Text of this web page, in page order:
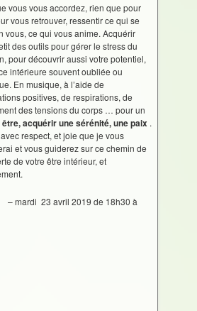
vous vous accordez, rien que pour
vous retrouver, ressentir ce qui se
vous, ce qui vous anime. Acquérir
des outils pour gérer le stress du
pour découvrir aussi votre potentiel,
intérieure souvent oubliée ou
En musique, à l’aide de
positives, de respirations, de
des tensions du corps … pour un
être, acquérir une sérénité, une paix .
respect, et joie que je vous
et vous guiderez sur ce chemin de
de votre être intérieur, et
– mardi 23 avril 2019 de 18h30 à